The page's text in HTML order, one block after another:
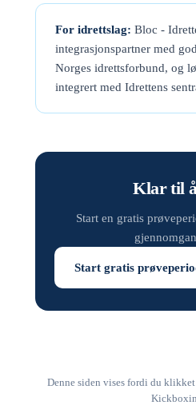
For idrettslag: Bloc -
integrasjonspartner med
Norges idrettsforbund, og
integrert med Idrettens
Klar til
Start en gratis
Start gratis
Denne siden vises fordi du